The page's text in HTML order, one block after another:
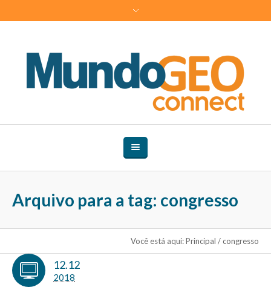
Arquivo para a tag: congresso
Você está aqui:Principal /congresso
12.12
2018